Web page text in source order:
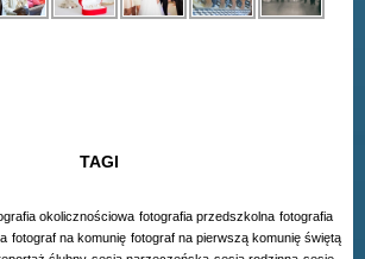
TAGI
okolicznościowa fotografia przedszkolna fotografia
fotograf na komunię fotograf na pierwszą komunię świętą